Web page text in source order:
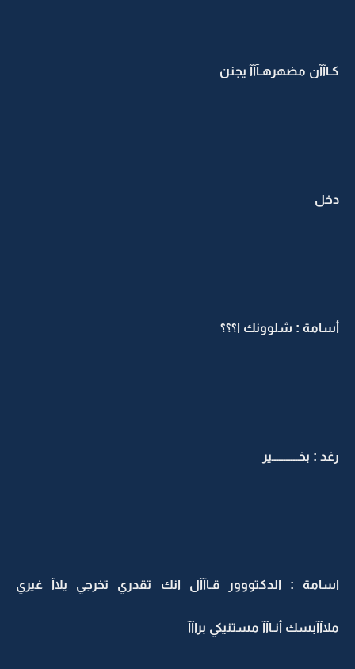
كـاآآن مضهرهـآآآ يجنن
دخل
أسامة : شلوونك ا؟؟؟
رغد : بخـــــــــــير
اسامة : الدكتووور قـاآآل انك تقدري تخرجي يلاآ غيري
ملاآآبسك أنـاآآ مستنيكي براآآ